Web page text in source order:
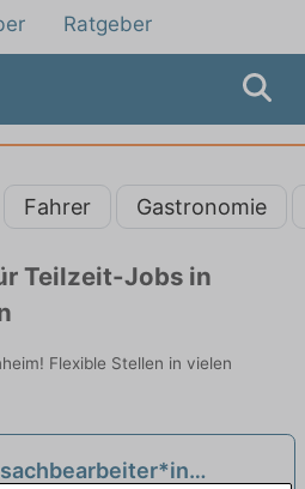
Ratgeber
Fahrer Gastronomie
Teilzeit-Jobs in
Flexible Stellen in vielen